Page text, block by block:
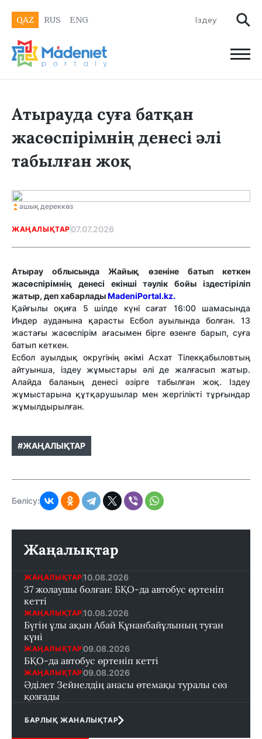
QAZ RUS ENG
Атырауда суға батқан
жасөспірімнің денесі әлі
табылған жоқ
ашық дереккөз
ЖАҢАЛЫҚТАР 07.07.2026
Атырау облысында Жайық өзеніне батып кеткен
жасөспірімнің денесі екінші тәулік бойы іздестіріліп
жатыр, деп хабарладыMadeniPortal.kz.
Қайғылы оқиға 5 шілде күні сағат 16:00 шамасында
Индер ауданына қарасты Есбол ауылында болған. 13
жастағы жасөспірім ағасымен бірге өзенге барып, суға
батып кеткен.
Есбол ауылдық округінің әкімі Асхат Тілекқабыловтың
айтуынша, іздеу жұмыстары әлі де жалғасып жатыр.
Алайда баланың денесі әзірге табылған жоқ. Іздеу
жұмыстарына құтқарушылар мен жергілікті тұрғындар
жұмылдырылған.
#ЖАҢАЛЫҚТАР
Бөлісу:
Жаңалықтар
ЖАҢАЛЫҚТАР10.08.2026
37 жолаушы болған: БҚО-да автобус өртеніп
кетті
ЖАҢАЛЫҚТАР10.08.2026
Бүгін ұлы ақын Абай Құнанбайұлының туған
күні
ЖАҢАЛЫҚТАР 09.08.2026
БҚО-да автобус өртеніп кетті
ЖАҢАЛЫҚТАР 09.08.2026
Әділет Зейнелдің анасы өтемақы туралы сөз
қозғады
БАРЛЫҚ ЖАНАЛЫҚТАР